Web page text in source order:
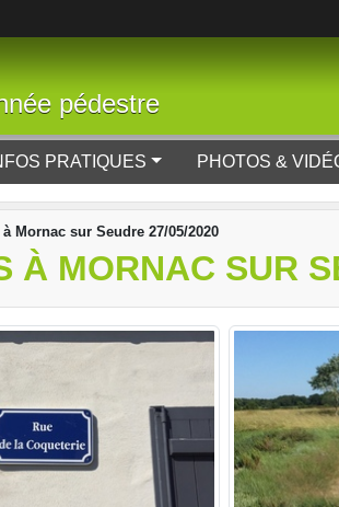
pédestre
PRATIQUES PHOTOS &
Mornac sur Seudre 27/05/2020
À MORNAC SUR